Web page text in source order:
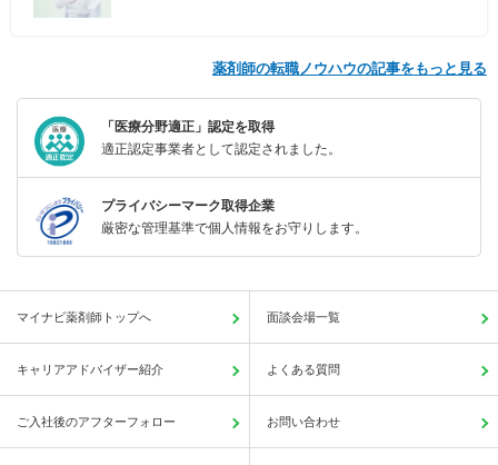
薬剤師の転職ノウハウの記事をもっと見る
「医療分野適正」認定を取得
適正認定事業者として認定されました。
プライバシーマーク取得企業
厳密な管理基準で個人情報をお守りします。
マイナビ薬剤師トップへ 面談会場一覧
キャリアアドバイザー紹介 よくある質問
ご入社後のアフターフォロー お問い合わせ